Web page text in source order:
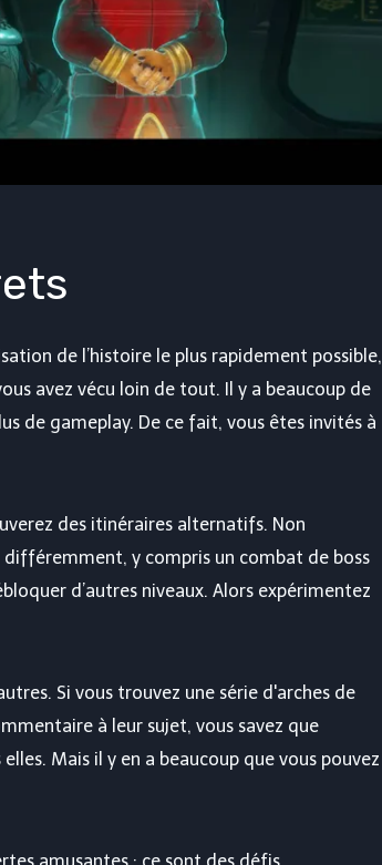
de l’histoire le plus rapidement possible,
avez vécu loin de tout. Il y a beaucoup de
de gameplay. De ce fait, vous êtes invités à
des itinéraires alternatifs. Non
y compris un combat de boss
d’autres niveaux. Alors expérimentez
Si vous trouvez une série d'arches de
à leur sujet, vous savez que
Mais il y en a beaucoup que vous pouvez